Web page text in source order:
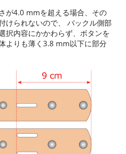
が4.0 mmを超える場合、その
けられないので、 バックル側部
択内容にかかわらず、ボタンを
よりも薄く3.8 mm以下に部分